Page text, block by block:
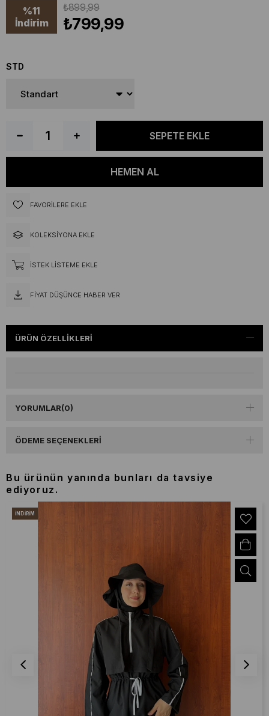
%11
İndirim
₺899,99
₺799,99
STD
FAVORILERE EKLE
KOLEKSIYONA EKLE
İSTEK LISTEME EKLE
FIYAT DÜŞÜNCE HABER VER
ÜRÜN ÖZELLIKLERI
YORUMLAR(0)
ÖDEME SEÇENEKLERI
Bu ürünün yanında bunları da tavsiye
ediyoruz.
İNDIRIM